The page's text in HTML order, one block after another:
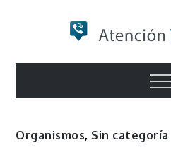
Menu
Organismos, Sin categoría